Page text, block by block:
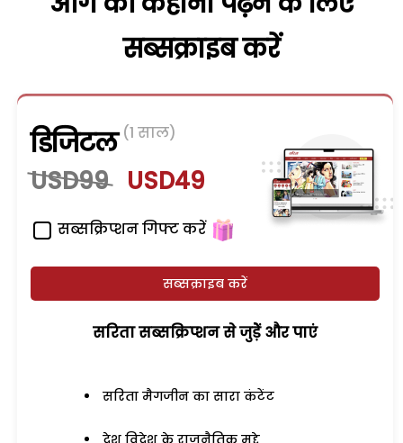
सब्सक्राइब करें
डिजिटल (1 साल)
USD99 USD49
सब्सक्रिप्शन गिफ्ट करें
सब्सक्राइब करें
सरिता सब्सक्रिप्शन से जुड़ेें और पाएं
सरिता मैगजीन का सारा कंटेंट